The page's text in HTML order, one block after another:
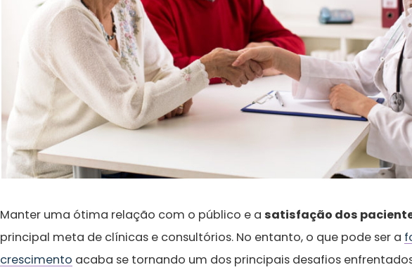
Manter uma ótima relação com o público e asatisfação dos
principal meta de clínicas e consultórios. No entanto, o que pode ser a
crescimento acaba se tornando um dos principais desafios